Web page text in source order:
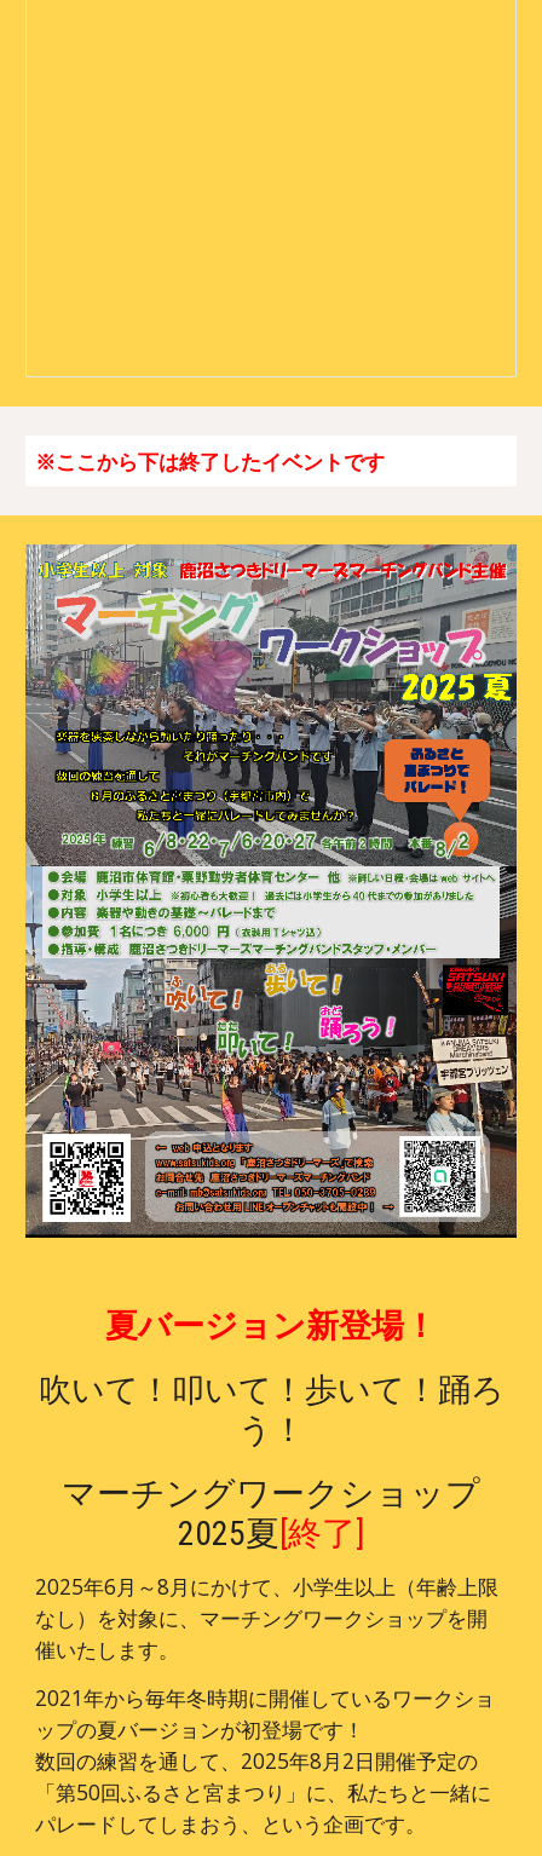
※ここから下は終了したイベントです
夏バージョン新登場！
吹いて！叩いて！歩いて！踊ろ
う！
マーチングワークショップ
2025夏[終了]
2025年6月～8月にかけて、小学生以上（年齢上限
なし）を対象に、マーチングワークショップを開
催いたします。
2021年から毎年冬時期に開催しているワークショ
ップの夏バージョンが初登場です！
数回の練習を通して、2025年8月2日開催予定の
「第50回ふるさと宮まつり」に、私たちと一緒に
パレードしてしまおう、という企画です。